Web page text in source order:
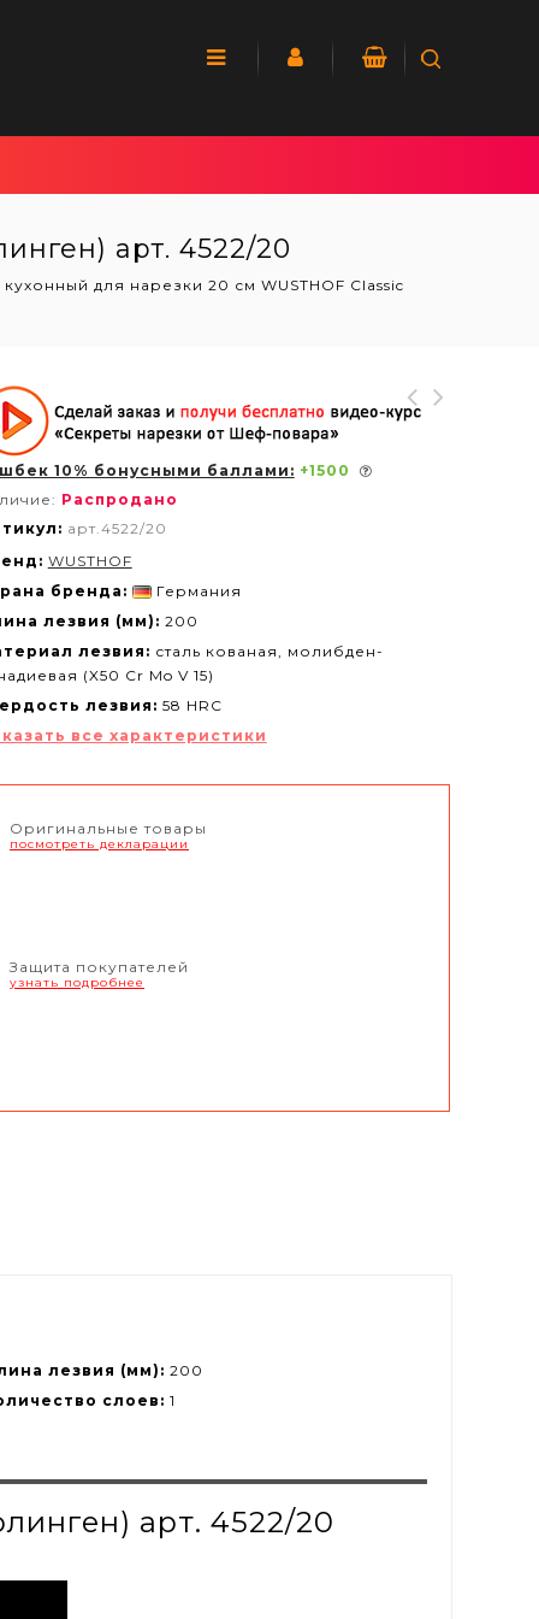
арт. 4522/20
для нарезки 20 см WUSTHOF Classic
10% бонусными баллами: +1500
Распродано
арт.4522/20
WUSTHOF
бренда:
Германия
лезвия (мм): 200
лезвия: сталь кованая, молибден-
(X50 Cr Mo V 15)
лезвия: 58 HRC
все характеристики
Оригинальные товары
посмотреть декларации
Защита покупателей
узнать подробнее
лезвия (мм): 200
слоев: 1
арт. 4522/20